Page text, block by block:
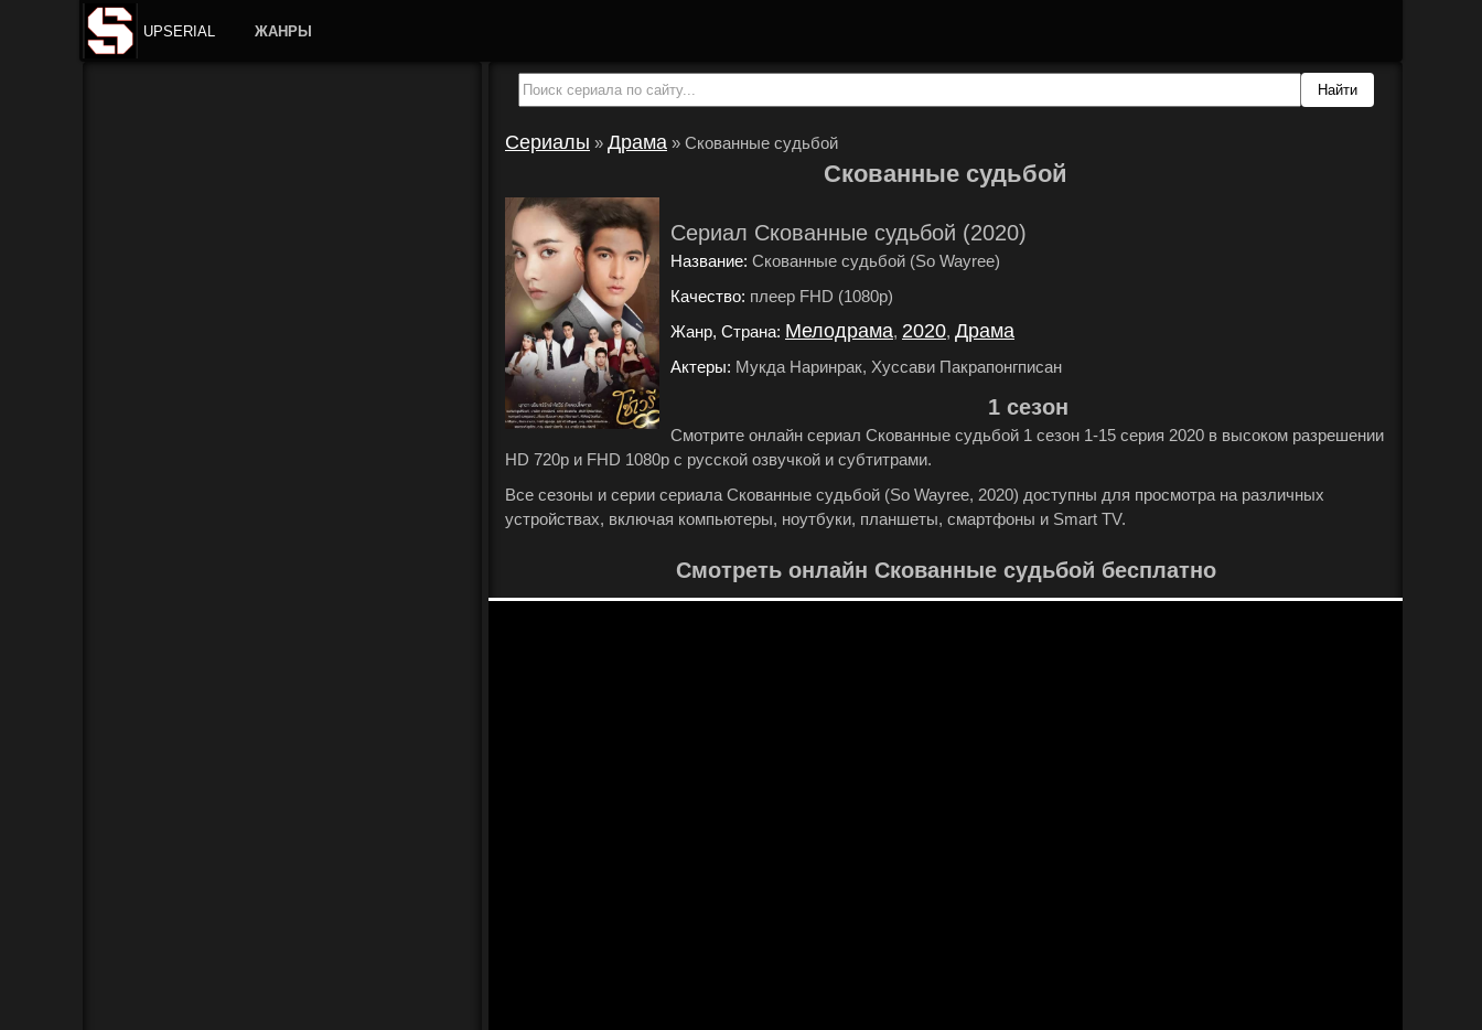
UPSERIAL ЖАНРЫ
Сериалы » Драма » Скованные судьбой
Скованные судьбой
Сериал Скованные судьбой (2020)
Название: Скованные судьбой (So Wayree)
Качество: плеер FHD (1080p)
Жанр, Страна: Мелодрама, 2020, Драма
Актеры: Мукда Наринрак, Хуссави Пакрапонгписан
1 сезон
Смотрите онлайн сериал Скованные судьбой 1 сезон 1-15 серия 2020 в высоком разрешении
HD 720p и FHD 1080p с русской озвучкой и субтитрами.
Все сезоны и серии сериала Скованные судьбой (So Wayree, 2020) доступны для просмотра на различных
устройствах, включая компьютеры, ноутбуки, планшеты, смартфоны и Smart TV.
Смотреть онлайн Скованные судьбой бесплатно